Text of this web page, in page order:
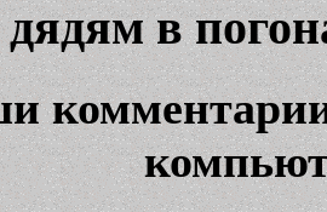
в
комментарии